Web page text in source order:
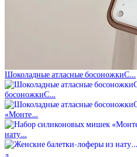
Шоколадные атласные босоножкиС…
босоножкиС…
«Монте…
нату…